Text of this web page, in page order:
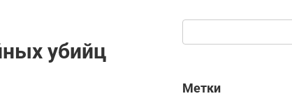
убийц
Метки